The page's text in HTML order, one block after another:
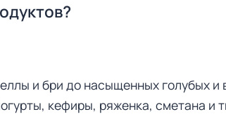
и бри до насыщенных голубых
кефиры, ряженка, сметана и